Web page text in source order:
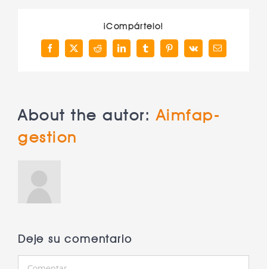
¡Compártelo!
Facebook
X Reddit LinkedInTumblrPinterest
Vk
Correo
electrónico
About the autor:Aimfap-
gestion
Deje su comentario
Comentar